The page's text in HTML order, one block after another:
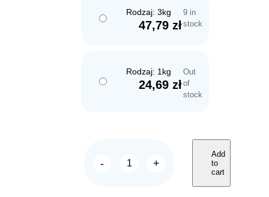
Rodzaj: 3kg
47,79zł
9 in
stock
Rodzaj: 1kg
24,69zł
Out
of
stock
-
BRIT
+
Add
to
cart